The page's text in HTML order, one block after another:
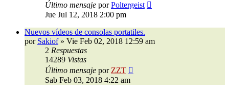
Último mensaje porPoltergeist
Jue Jul 12, 2018 2:00 pm
Nuevos vídeos de consolas portatiles.
por Sakiof» Vie Feb 02, 2018 12:59 am
2 Respuestas
14289 Vistas
Último mensaje por ZZT
Sab Feb 03, 2018 4:22 am